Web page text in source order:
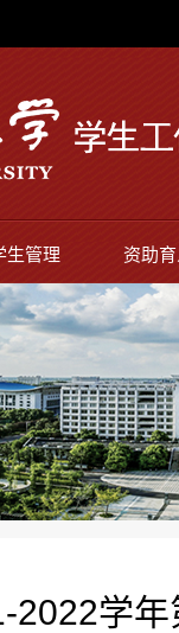
生管理 资助育
2022学